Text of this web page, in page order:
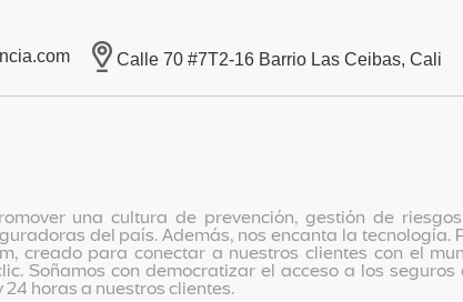
Calle 70 #7T2-16 Barrio Las Ceibas, Cali
una cultura de prevención, gestión de
del país. Además, nos encanta la tecnología.
creado para conectar a nuestros clientes con el
Soñamos con democratizar el acceso a los
horas a nuestros clientes.